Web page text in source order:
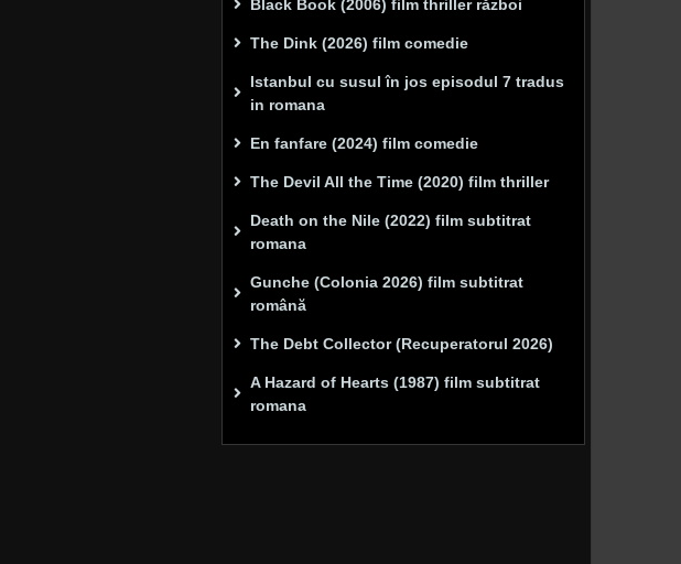
Black Book (2006) film thriller război
The Dink (2026) film comedie
Istanbul cu susul în jos episodul 7 tradus
in romana
En fanfare (2024) film comedie
The Devil All the Time (2020) film thriller
Death on the Nile (2022) film subtitrat
romana
Gunche (Colonia 2026) film subtitrat
română
The Debt Collector (Recuperatorul 2026)
A Hazard of Hearts (1987) film subtitrat
romana